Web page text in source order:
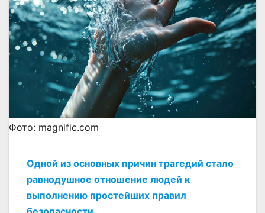
Фото: magnific.com
Одной из основных причин трагедий стало
равнодушное отношение людей к
выполнению простейших правил